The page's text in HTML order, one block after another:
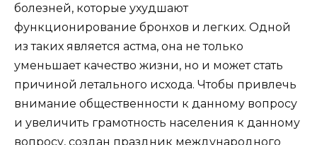
болезней, которые ухудшают
функционирование бронхов и легких. Одной
из таких является астма, она не только
уменьшает качество жизни, но и может стать
причиной летального исхода. Чтобы привлечь
внимание общественности к данному вопросу
и увеличить грамотность населения к данному
вопросу, создан праздник международного